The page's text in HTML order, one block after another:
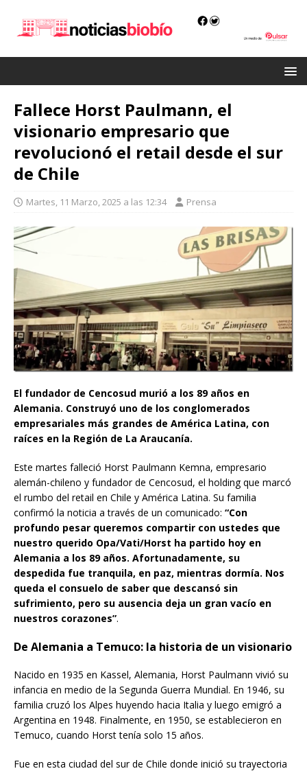
Fallece Horst Paulmann, el
visionario empresario que
revolucionó el retail desde el sur
de Chile
Martes, 11 Marzo, 2025 a las 12:34 Prensa
El fundador de Cencosud murió a los 89 años en
Alemania. Construyó uno de los conglomerados
empresariales más grandes de América Latina, con
raíces en la Región de La Araucanía.
Este martes falleció Horst Paulmann Kemna, empresario
alemán-chileno y fundador de Cencosud, el holding que marcó
el rumbo del retail en Chile y América Latina. Su familia
confirmó la noticia a través de un comunicado: “Con
profundo pesar queremos compartir con ustedes que
nuestro querido Opa/Vati/Horst ha partido hoy en
Alemania a los 89 años. Afortunadamente, su
despedida fue tranquila, en paz, mientras dormía. Nos
queda el consuelo de saber que descansó sin
sufrimiento, pero su ausencia deja un gran vacío en
nuestros corazones”.
De Alemania a Temuco: la historia de un visionario
Nacido en 1935 en Kassel, Alemania, Horst Paulmann vivió su
infancia en medio de la Segunda Guerra Mundial. En 1946, su
familia cruzó los Alpes huyendo hacia Italia y luego emigró a
Argentina en 1948. Finalmente, en 1950, se establecieron en
Temuco, cuando Horst tenía solo 15 años.
Fue en esta ciudad del sur de Chile donde inició su trayectoria